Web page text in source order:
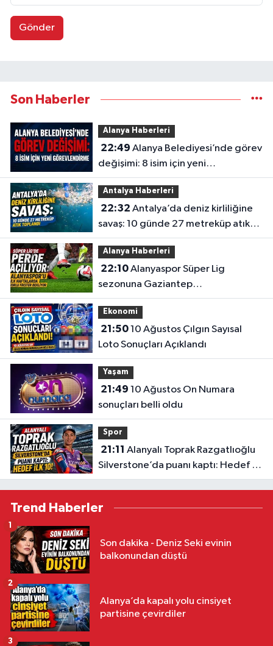
Gönder
Son Haberler
Alanya Haberleri
22:49
değişimi: 8 isim için yeni
görevlendirme
Antalya Haberleri
22:32
savaş: 10 günde 27 metreküp atık
toplandı
Alanya Haberleri
22:10Alanyaspor Süper Lig
sezonuna Gaziantep
deplasmanında başlıyor
Ekonomi
21:5010 Ağustos Çılgın Sayısal
Loto Sonuçları Açıklandı
Yaşam
21:49
sonuçları belli oldu
Spor
21:11
Silverstone’da puanı kaptı: Hedef ilk
10!
Trend Haberler
Son dakika - Deniz Seki evinin
balkonundan düştü
1
Alanya’da kapalı yolu cinsiyet
partisine çevirdiler
2
3